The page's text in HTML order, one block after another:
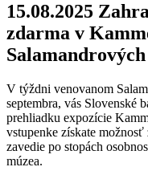
15.08.2025
zdarma v
V týždni venovanom
septembra, vás Slovenské
prehliadku expozície
vstupenke získate
zavedie po stopách
múzea.